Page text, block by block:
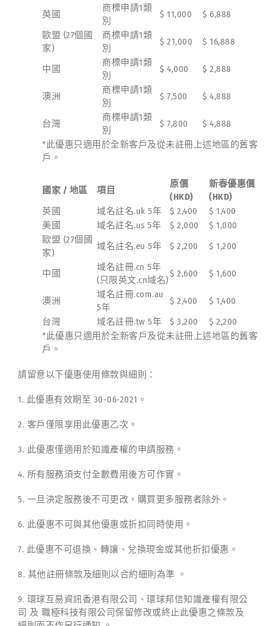
英國
商標申請1類
別
$ 11,000
$ 6,888
歐盟 (27個國
家)
商標申請1類
別
$ 21,000 $ 16,888
中國
商標申請1類
別
$ 4,000 $ 2,888
澳洲
商標申請1類
別
$ 7,500 $ 4,888
台灣
商標申請1類
別
$ 7,800
$ 4,888
*此優惠只適用於全新客戶及從未註冊上述地區的舊客
戶。
國家 / 地區 項目
原價
(HKD)
新春優惠價
(HKD)
英國
域名註名.uk 5年 $ 2,400
$ 1,400
美國
域名註名.us 5年 $ 2,000
$ 1,000
歐盟 (27個國
家)
域名註名.eu 5年 $ 2,200 $ 1,200
中國
域名註冊.cn 5年
(只限英文.cn域名)
$ 2,600 $ 1,600
澳洲
域名註冊.com.au
5年
$ 2,400
$ 1,400
台灣
域名註冊.tw 5年 $ 3,200
$ 2,200
*此優惠只適用於全新客戶及從未註冊上述地區的舊客
戶。
請留意以下優惠使用條款與細則：
1. 此優惠有效期至 30-06-2021。
2. 客戶僅限享用此優惠乙次。
3. 此優惠僅適用於知識產權的申請服務。
4. 所有服務須支付全數費用後方可作實。
5. 一旦決定服務後不可更改，購買更多服務者除外。
6. 此優惠不可與其他優惠或折扣同時使用。
7. 此優惠不可退換、轉讓、兌換現金或其他折扣優惠。
8. 其他註冊條款及細則以合約細則為準 。
9. 環球互易資訊香港有限公司、環球邦信知識產權有限公
司 及 職極科技有限公司保留修改或終止此優惠之條款及